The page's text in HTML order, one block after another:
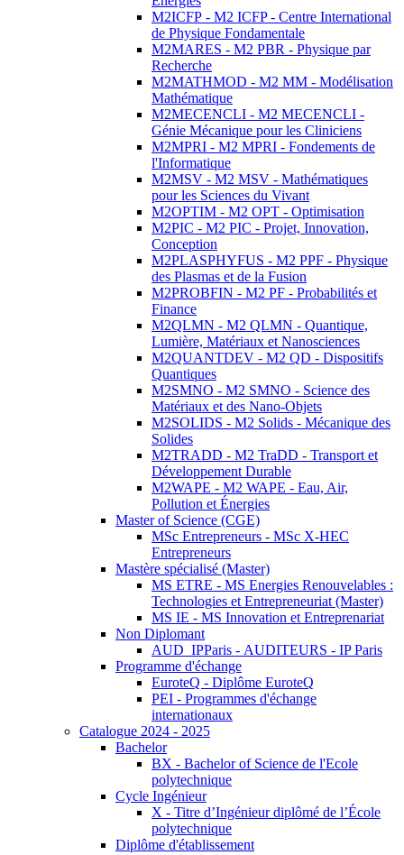
M2ICFP - M2 ICFP - Centre International
de Physique Fondamentale
M2MARES - M2 PBR - Physique par
Recherche
M2MATHMOD - M2 MM - Modélisation
Mathématique
M2MECENCLI - M2 MECENCLI -
Génie Mécanique pour les Cliniciens
M2MPRI - M2 MPRI - Fondements de
l'Informatique
M2MSV - M2 MSV - Mathématiques
pour les Sciences du Vivant
M2OPTIM - M2 OPT - Optimisation
M2PIC - M2 PIC - Projet, Innovation,
Conception
M2PLASPHYFUS - M2 PPF - Physique
des Plasmas et de la Fusion
M2PROBFIN - M2 PF - Probabilités et
Finance
M2QLMN - M2 QLMN - Quantique,
Lumière, Matériaux et Nanosciences
M2QUANTDEV - M2 QD - Dispositifs
Quantiques
M2SMNO - M2 SMNO - Science des
Matériaux et des Nano-Objets
M2SOLIDS - M2 Solids - Mécanique des
Solides
M2TRADD - M2 TraDD - Transport et
Développement Durable
M2WAPE - M2 WAPE - Eau, Air,
Pollution et Énergies
Master of Science (CGE)
MSc Entrepreneurs - MSc X-HEC
Entrepreneurs
Mastère spécialisé (Master)
MS ETRE - MS Energies Renouvelables :
Technologies et Entrepreneuriat (Master)
MS IE - MS Innovation et Entreprenariat
Non Diplomant
AUD_IPParis - AUDITEURS - IP Paris
Programme d'échange
EuroteQ - Diplôme EuroteQ
PEI - Programmes d'échange
internationaux
Catalogue 2024 - 2025
Bachelor
BX - Bachelor of Science de l'Ecole
polytechnique
Cycle Ingénieur
X - Titre d’Ingénieur diplômé de l’École
polytechnique
Diplôme d'établissement